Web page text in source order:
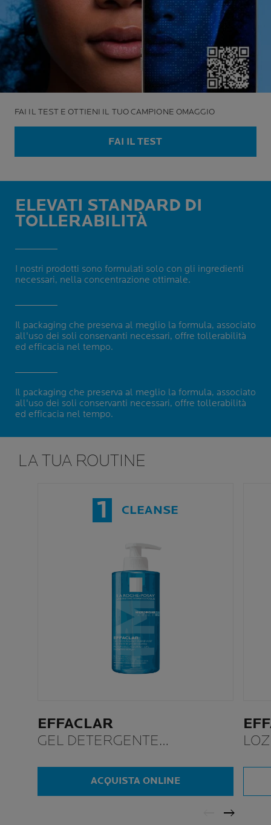
FAI IL TEST E OTTIENI IL TUO CAMPIONE OMAGGIO
FAI IL TEST
ELEVATI STANDARD DI
TOLLERABILITÀ
I nostri prodotti sono formulati solo con gli ingredienti
necessari, nella concentrazione ottimale.
Il packaging che preserva al meglio la formula, associato
all'uso dei soli conservanti necessari, offre tollerabilità
ed efficacia nel tempo.
Il packaging che preserva al meglio la formula, associato
all'uso dei soli conservanti necessari, offre tollerabilità
ed efficacia nel tempo.
LA TUA ROUTINE
1 CLEANSE
EFFACLAR
GEL DETERGENTE
ACQUISTA ONLINE